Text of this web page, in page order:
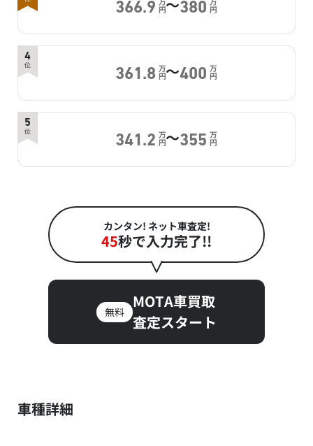
366.9 円～380 円
4
位
361.8 万
円～400 万
円
5
位
341.2 万
円～355 万
円
カンタン! ネット車査定!
45秒で入力完了!!
無料
MOTA車買取
査定スタート
車種詳細